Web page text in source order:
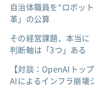
自治体職員を“ロボッ
革」の公算
その経営課題、本当に
判断軸は「3つ」ある
【対談：OpenAIトッ
AIによるインフラ崩壊